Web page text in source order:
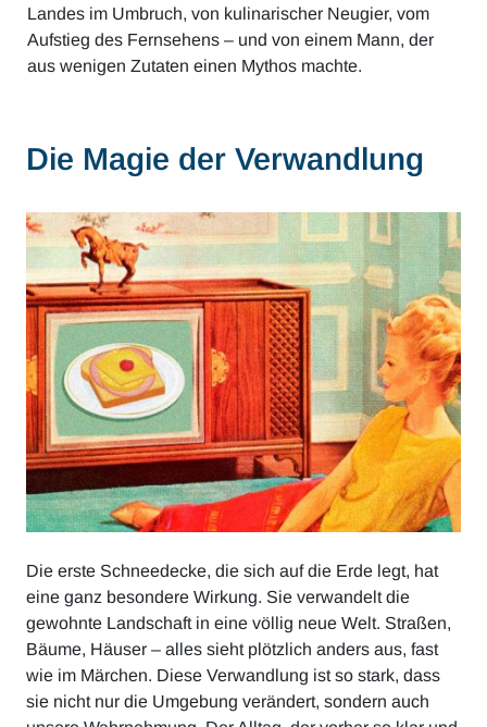
Landes im Umbruch, von kulinarischer Neugier, vom
Aufstieg des Fernsehens – und von einem Mann, der
aus wenigen Zutaten einen Mythos machte.
Die Magie der Verwandlung
Die erste Schneedecke, die sich auf die Erde legt, hat
eine ganz besondere Wirkung. Sie verwandelt die
gewohnte Landschaft in eine völlig neue Welt. Straßen,
Bäume, Häuser – alles sieht plötzlich anders aus, fast
wie im Märchen. Diese Verwandlung ist so stark, dass
sie nicht nur die Umgebung verändert, sondern auch